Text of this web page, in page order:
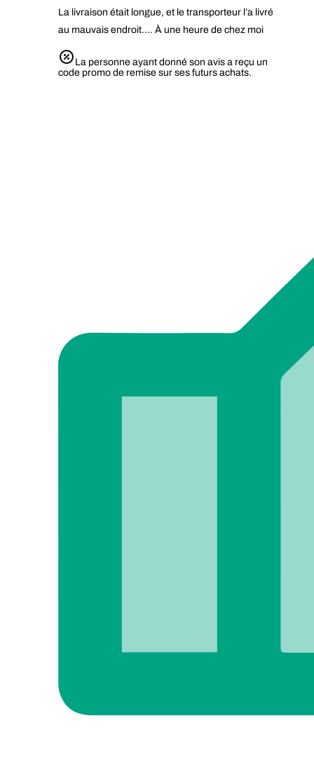
La livraison était longue, et le transporteur l’a livré
au mauvais endroit…. À une heure de chez moi
La personne ayant donné son avis a reçu un
code promo de remise sur ses futurs achats.